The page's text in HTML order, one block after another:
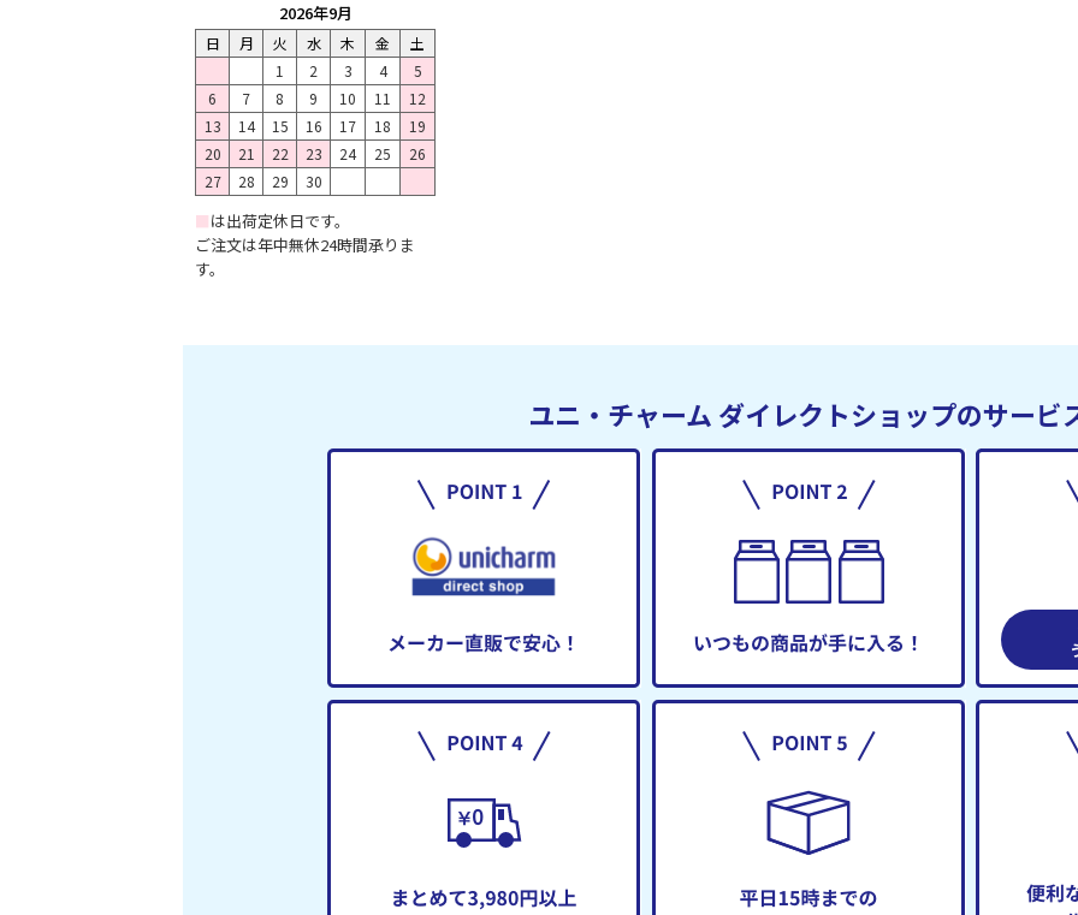
2026年9月
日 月 火 水 木 金
土
1
2 3 4
5
6
7 8 9 10 11
12
13
14 15 16 17 18
19
20
21 22 23 24 25
26
27
28 29 30
■は出荷定休日です。
ご注文は年中無休24時間承りま
す。
ユニ・チャーム ダイレクトショップのサービ